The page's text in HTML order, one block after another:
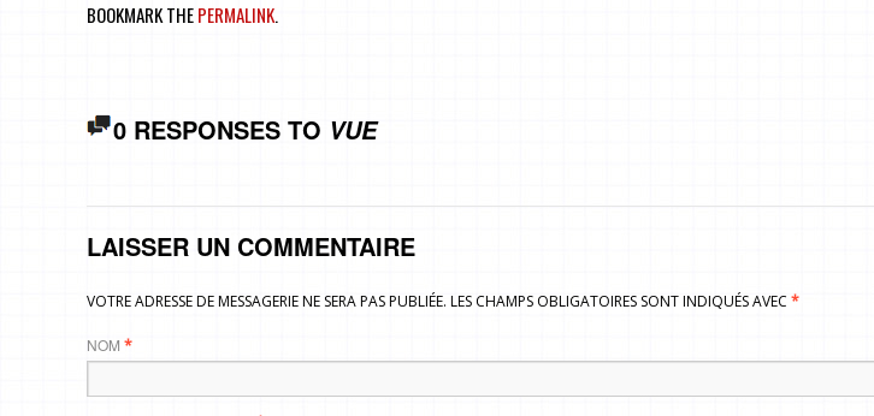
BOOKMARK THEPERMALINK.
0 RESPONSES TO VUE
LAISSER UN COMMENTAIRE
VOTRE ADRESSE DE MESSAGERIE NE SERA PAS PUBLIÉE. LES CHAMPS OBLIGATOIRES SONT INDIQUÉS AVEC *
NOM *